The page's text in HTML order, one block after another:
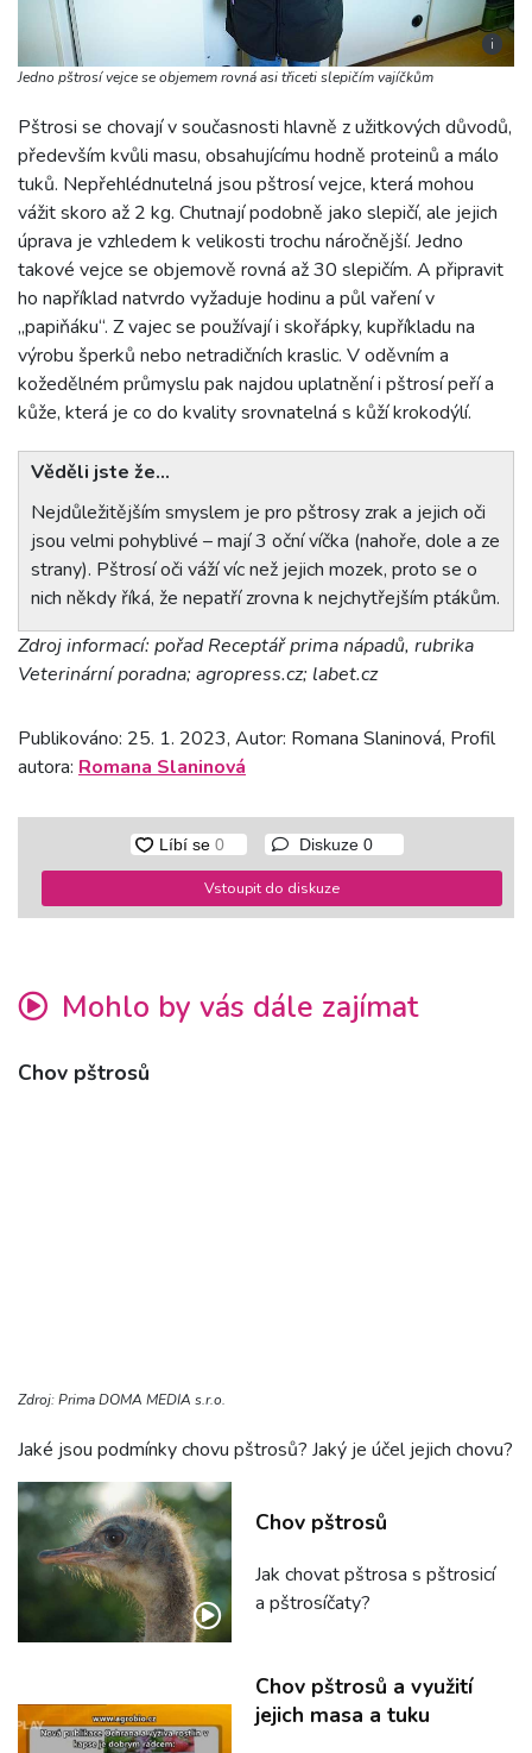
i
Jedno pštrosí vejce se objemem rovná asi třiceti slepičím vajíčkům
Pštrosi se chovají v současnosti hlavně z užitkových důvodů,
především kvůli masu, obsahujícímu hodně proteinů a málo
tuků. Nepřehlédnutelná jsou pštrosí vejce, která mohou
vážit skoro až 2 kg. Chutnají podobně jako slepičí, ale jejich
úprava je vzhledem k velikosti trochu náročnější. Jedno
takové vejce se objemově rovná až 30 slepičím. A připravit
ho například natvrdo vyžaduje hodinu a půl vaření v
„papiňáku“. Z vajec se používají i skořápky, kupříkladu na
výrobu šperků nebo netradičních kraslic. V oděvním a
kožedělném průmyslu pak najdou uplatnění i pštrosí peří a
kůže, která je co do kvality srovnatelná s kůží krokodýlí.
Věděli jste že…
Nejdůležitějším smyslem je pro pštrosy zrak a jejich oči
jsou velmi pohyblivé – mají 3 oční víčka (nahoře, dole a ze
strany). Pštrosí oči váží víc než jejich mozek, proto se o
nich někdy říká, že nepatří zrovna k nejchytřejším ptákům.
Zdroj informací: pořad Receptář prima nápadů, rubrika
Veterinární poradna; agropress.cz; labet.cz
Publikováno: 25. 1. 2023, Autor: Romana Slaninová, Profil
autora: Romana Slaninová
Diskuze 0
Vstoupit do diskuze
Mohlo by vás dále zajímat
Chov pštrosů
Zdroj: Prima DOMA MEDIA s.r.o.
Jaké jsou podmínky chovu pštrosů? Jaký je účel jejich chovu?
Chov pštrosů
Jak chovat pštrosa s pštrosicí
a pštrosíčaty?
Chov pštrosů a využití
jejich masa a tuku